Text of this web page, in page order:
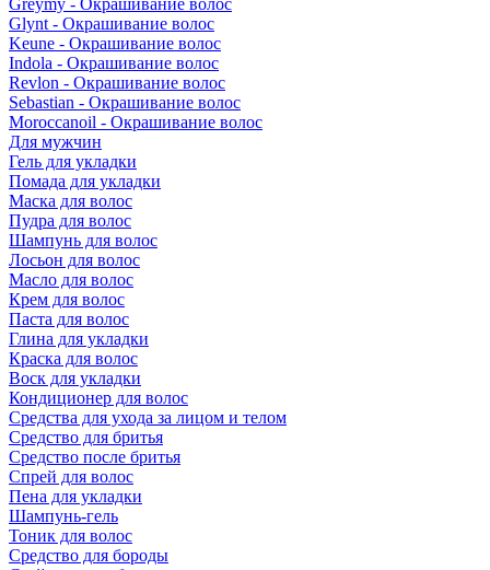
Greymy - Окрашивание волос
Glynt - Окрашивание волос
Keune - Окрашивание волос
Indola - Окрашивание волос
Revlon - Окрашивание волос
Sebastian - Окрашивание волос
Moroccanoil - Окрашивание волос
Для мужчин
Гель для укладки
Помада для укладки
Маска для волос
Пудра для волос
Шампунь для волос
Лосьон для волос
Масло для волос
Крем для волос
Паста для волос
Глина для укладки
Краска для волос
Воск для укладки
Кондиционер для волос
Средства для ухода за лицом и телом
Средство для бритья
Средство после бритья
Спрей для волос
Пена для укладки
Шампунь-гель
Тоник для волос
Средство для бороды